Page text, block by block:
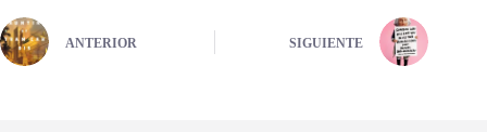
ANTERIOR SIGUIENTE